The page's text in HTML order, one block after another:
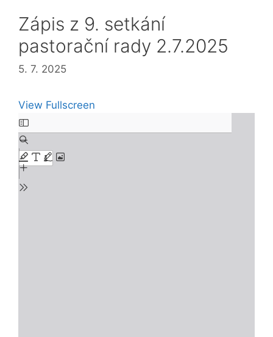
Zápis z 9. setkání
pastorační rady 2.7.2025
5. 7. 2025
View Fullscreen
Skip
to
PDF
content